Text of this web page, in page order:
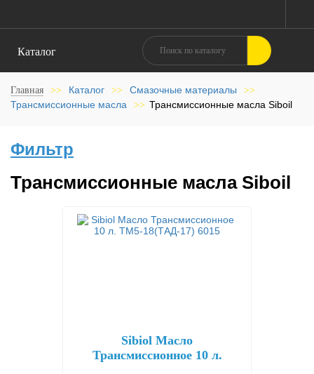
Каталог
Главная >> Каталог >> Смазочные материалы >>
Трансмиссионные масла >> Трансмиссионные масла Siboil
Фильтр
Трансмиссионные масла Siboil
Sibiol Масло
Трансмиссионное 10 л.